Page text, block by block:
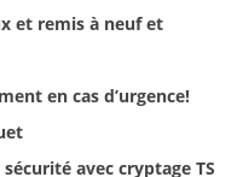
et remis à neuf et
en cas d’urgence!
avec cryptage TS